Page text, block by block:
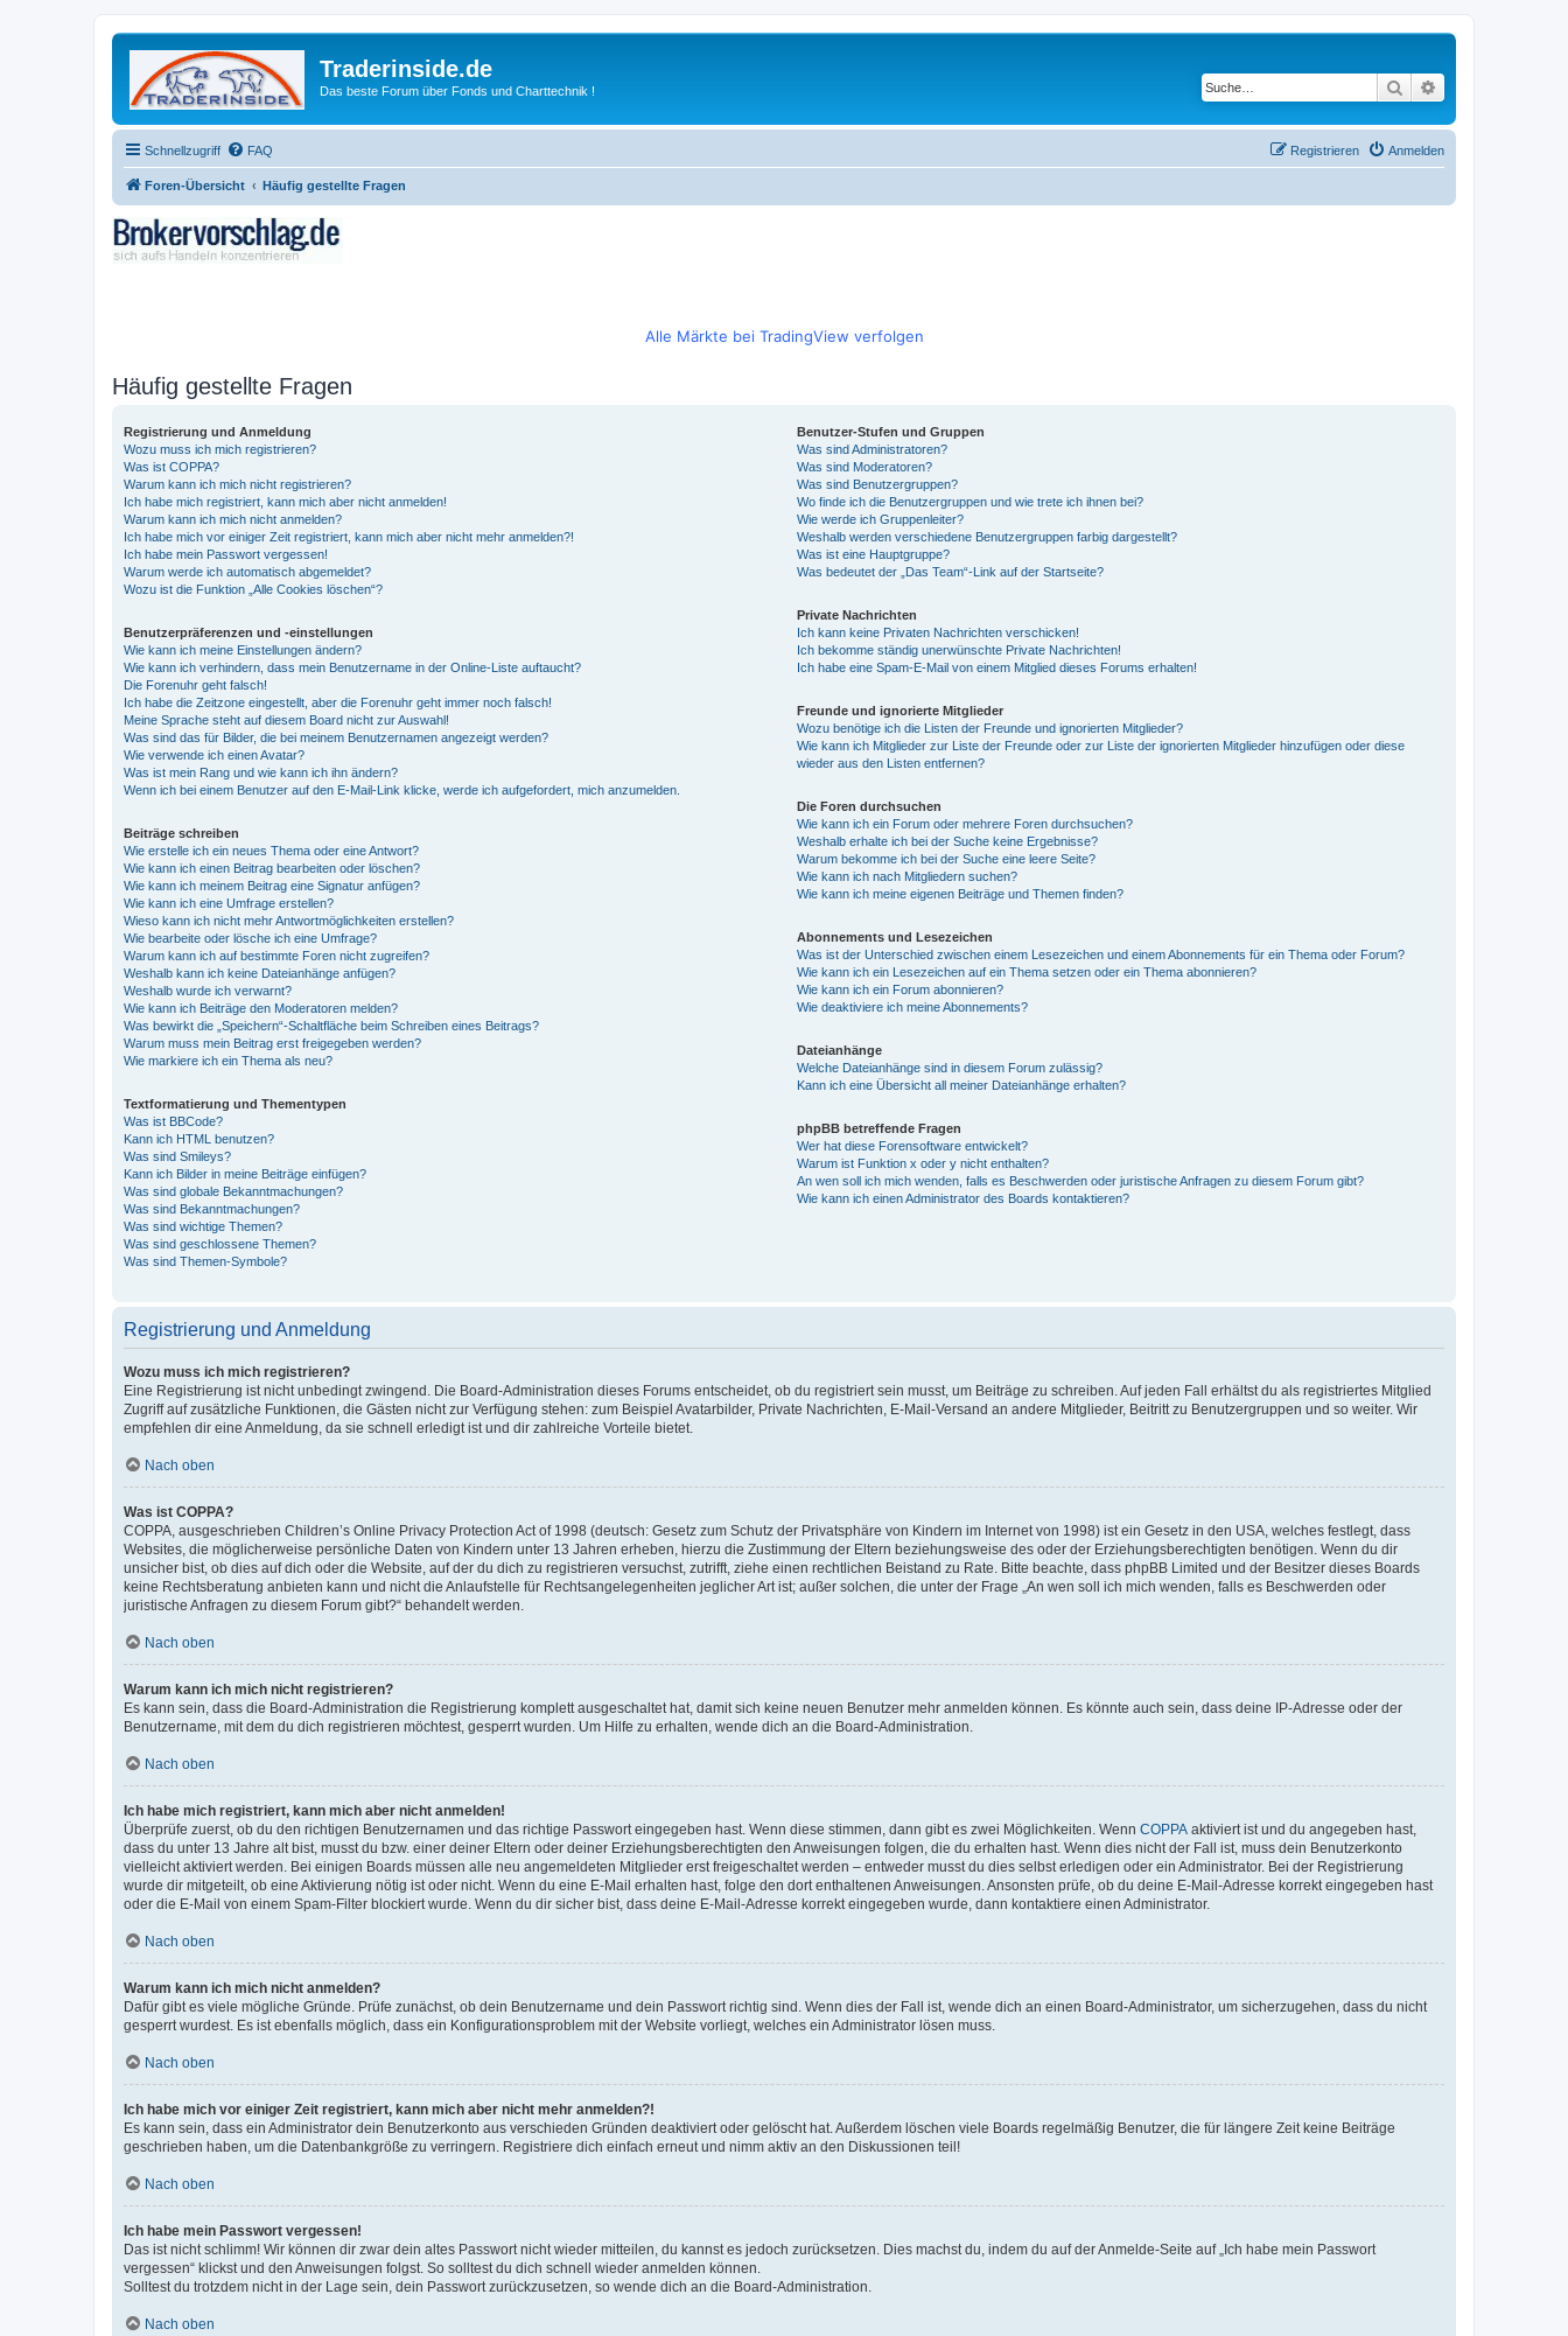
Traderinside.de
Das beste Forum über Fonds und Charttechnik ! Suche
Schnellzugriff FAQ Anmelden
Registrieren
Foren-Übersicht Häufig gestellte Fragen
Alle Märkte bei TradingView verfolgen
Häufig gestellte Fragen
Registrierung und Anmeldung
Wozu muss ich mich registrieren?
Was ist COPPA?
Warum kann ich mich nicht registrieren?
Ich habe mich registriert, kann mich aber nicht anmelden!
Warum kann ich mich nicht anmelden?
Ich habe mich vor einiger Zeit registriert, kann mich aber nicht mehr anmelden?!
Ich habe mein Passwort vergessen!
Warum werde ich automatisch abgemeldet?
Wozu ist die Funktion „Alle Cookies löschen“?
Benutzerpräferenzen und -einstellungen
Wie kann ich meine Einstellungen ändern?
Wie kann ich verhindern, dass mein Benutzername in der Online-Liste auftaucht?
Die Forenuhr geht falsch!
Ich habe die Zeitzone eingestellt, aber die Forenuhr geht immer noch falsch!
Meine Sprache steht auf diesem Board nicht zur Auswahl!
Was sind das für Bilder, die bei meinem Benutzernamen angezeigt werden?
Wie verwende ich einen Avatar?
Was ist mein Rang und wie kann ich ihn ändern?
Wenn ich bei einem Benutzer auf den E-Mail-Link klicke, werde ich aufgefordert, mich anzumelden.
Beiträge schreiben
Wie erstelle ich ein neues Thema oder eine Antwort?
Wie kann ich einen Beitrag bearbeiten oder löschen?
Wie kann ich meinem Beitrag eine Signatur anfügen?
Wie kann ich eine Umfrage erstellen?
Wieso kann ich nicht mehr Antwortmöglichkeiten erstellen?
Wie bearbeite oder lösche ich eine Umfrage?
Warum kann ich auf bestimmte Foren nicht zugreifen?
Weshalb kann ich keine Dateianhänge anfügen?
Weshalb wurde ich verwarnt?
Wie kann ich Beiträge den Moderatoren melden?
Was bewirkt die „Speichern“-Schaltfläche beim Schreiben eines Beitrags?
Warum muss mein Beitrag erst freigegeben werden?
Wie markiere ich ein Thema als neu?
Textformatierung und Thementypen
Was ist BBCode?
Kann ich HTML benutzen?
Was sind Smileys?
Kann ich Bilder in meine Beiträge einfügen?
Was sind globale Bekanntmachungen?
Was sind Bekanntmachungen?
Was sind wichtige Themen?
Was sind geschlossene Themen?
Was sind Themen-Symbole?
Benutzer-Stufen und Gruppen
Was sind Administratoren?
Was sind Moderatoren?
Was sind Benutzergruppen?
Wo finde ich die Benutzergruppen und wie trete ich ihnen bei?
Wie werde ich Gruppenleiter?
Weshalb werden verschiedene Benutzergruppen farbig dargestellt?
Was ist eine Hauptgruppe?
Was bedeutet der „Das Team“-Link auf der Startseite?
Private Nachrichten
Ich kann keine Privaten Nachrichten verschicken!
Ich bekomme ständig unerwünschte Private Nachrichten!
Ich habe eine Spam-E-Mail von einem Mitglied dieses Forums erhalten!
Freunde und ignorierte Mitglieder
Wozu benötige ich die Listen der Freunde und ignorierten Mitglieder?
Wie kann ich Mitglieder zur Liste der Freunde oder zur Liste der ignorierten Mitglieder hinzufügen oder diese
wieder aus den Listen entfernen?
Die Foren durchsuchen
Wie kann ich ein Forum oder mehrere Foren durchsuchen?
Weshalb erhalte ich bei der Suche keine Ergebnisse?
Warum bekomme ich bei der Suche eine leere Seite?
Wie kann ich nach Mitgliedern suchen?
Wie kann ich meine eigenen Beiträge und Themen finden?
Abonnements und Lesezeichen
Was ist der Unterschied zwischen einem Lesezeichen und einem Abonnements für ein Thema oder Forum?
Wie kann ich ein Lesezeichen auf ein Thema setzen oder ein Thema abonnieren?
Wie kann ich ein Forum abonnieren?
Wie deaktiviere ich meine Abonnements?
Dateianhänge
Welche Dateianhänge sind in diesem Forum zulässig?
Kann ich eine Übersicht all meiner Dateianhänge erhalten?
phpBB betreffende Fragen
Wer hat diese Forensoftware entwickelt?
Warum ist Funktion x oder y nicht enthalten?
An wen soll ich mich wenden, falls es Beschwerden oder juristische Anfragen zu diesem Forum gibt?
Wie kann ich einen Administrator des Boards kontaktieren?
Registrierung und Anmeldung
Wozu muss ich mich registrieren?
Eine Registrierung ist nicht unbedingt zwingend. Die Board-Administration dieses Forums entscheidet, ob du registriert sein musst, um Beiträge zu schreiben. Auf jeden Fall erhältst du als registriertes Mitglied
Zugriff auf zusätzliche Funktionen, die Gästen nicht zur Verfügung stehen: zum Beispiel Avatarbilder, Private Nachrichten, E-Mail-Versand an andere Mitglieder, Beitritt zu Benutzergruppen und so weiter. Wir
empfehlen dir eine Anmeldung, da sie schnell erledigt ist und dir zahlreiche Vorteile bietet.
Nach oben
Was ist COPPA?
COPPA, ausgeschrieben Children’s Online Privacy Protection Act of 1998 (deutsch: Gesetz zum Schutz der Privatsphäre von Kindern im Internet von 1998) ist ein Gesetz in den USA, welches festlegt, dass
Websites, die möglicherweise persönliche Daten von Kindern unter 13 Jahren erheben, hierzu die Zustimmung der Eltern beziehungsweise des oder der Erziehungsberechtigten benötigen. Wenn du dir
unsicher bist, ob dies auf dich oder die Website, auf der du dich zu registrieren versuchst, zutrifft, ziehe einen rechtlichen Beistand zu Rate. Bitte beachte, dass phpBB Limited und der Besitzer dieses Boards
keine Rechtsberatung anbieten kann und nicht die Anlaufstelle für Rechtsangelegenheiten jeglicher Art ist; außer solchen, die unter der Frage „An wen soll ich mich wenden, falls es Beschwerden oder
juristische Anfragen zu diesem Forum gibt?“ behandelt werden.
Nach oben
Warum kann ich mich nicht registrieren?
Es kann sein, dass die Board-Administration die Registrierung komplett ausgeschaltet hat, damit sich keine neuen Benutzer mehr anmelden können. Es könnte auch sein, dass deine IP-Adresse oder der
Benutzername, mit dem du dich registrieren möchtest, gesperrt wurden. Um Hilfe zu erhalten, wende dich an die Board-Administration.
Nach oben
Ich habe mich registriert, kann mich aber nicht anmelden!
Überprüfe zuerst, ob du den richtigen Benutzernamen und das richtige Passwort eingegeben hast. Wenn diese stimmen, dann gibt es zwei Möglichkeiten. Wenn COPPA aktiviert ist und du angegeben hast,
dass du unter 13 Jahre alt bist, musst du bzw. einer deiner Eltern oder deiner Erziehungsberechtigten den Anweisungen folgen, die du erhalten hast. Wenn dies nicht der Fall ist, muss dein Benutzerkonto
vielleicht aktiviert werden. Bei einigen Boards müssen alle neu angemeldeten Mitglieder erst freigeschaltet werden – entweder musst du dies selbst erledigen oder ein Administrator. Bei der Registrierung
wurde dir mitgeteilt, ob eine Aktivierung nötig ist oder nicht. Wenn du eine E-Mail erhalten hast, folge den dort enthaltenen Anweisungen. Ansonsten prüfe, ob du deine E-Mail-Adresse korrekt eingegeben hast
oder die E-Mail von einem Spam-Filter blockiert wurde. Wenn du dir sicher bist, dass deine E-Mail-Adresse korrekt eingegeben wurde, dann kontaktiere einen Administrator.
Nach oben
Warum kann ich mich nicht anmelden?
Dafür gibt es viele mögliche Gründe. Prüfe zunächst, ob dein Benutzername und dein Passwort richtig sind. Wenn dies der Fall ist, wende dich an einen Board-Administrator, um sicherzugehen, dass du nicht
gesperrt wurdest. Es ist ebenfalls möglich, dass ein Konfigurationsproblem mit der Website vorliegt, welches ein Administrator lösen muss.
Nach oben
Ich habe mich vor einiger Zeit registriert, kann mich aber nicht mehr anmelden?!
Es kann sein, dass ein Administrator dein Benutzerkonto aus verschieden Gründen deaktiviert oder gelöscht hat. Außerdem löschen viele Boards regelmäßig Benutzer, die für längere Zeit keine Beiträge
geschrieben haben, um die Datenbankgröße zu verringern. Registriere dich einfach erneut und nimm aktiv an den Diskussionen teil!
Nach oben
Ich habe mein Passwort vergessen!
Das ist nicht schlimm! Wir können dir zwar dein altes Passwort nicht wieder mitteilen, du kannst es jedoch zurücksetzen. Dies machst du, indem du auf der Anmelde-Seite auf „Ich habe mein Passwort
vergessen“ klickst und den Anweisungen folgst. So solltest du dich schnell wieder anmelden können.
Solltest du trotzdem nicht in der Lage sein, dein Passwort zurückzusetzen, so wende dich an die Board-Administration.
Nach oben